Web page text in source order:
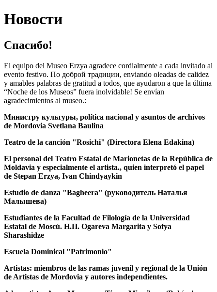
Новости
Спасибо!
El equipo del Museo Erzya agradece cordialmente a cada invitado al
evento festivo. По доброй традиции, enviando oleadas de calidez
y amables palabras de gratitud a todos, que ayudaron a que la última
“Noche de los Museos” fuera inolvidable! Se envían
agradecimientos al museo.:
Министру культуры, política nacional y asuntos de archivos
de Mordovia Svetlana Baulina
Teatro de la canción "Rosichi" (Directora Elena Edakina)
El personal del Teatro Estatal de Marionetas de la República de
Moldavia y especialmente el artista., quien interpretó el papel
de Stepan Erzya, Ivan Chindyaykin
Estudio de danza "Bagheera" (руководитель Наталья
Малышева)
Estudiantes de la Facultad de Filología de la Universidad
Estatal de Moscú. Н.П. Ogareva Margarita y Sofya
Sharashidze
Escuela Dominical "Patrimonio"
Artistas: miembros de las ramas juvenil y regional de la Unión
de Artistas de Mordovia y autores independientes.